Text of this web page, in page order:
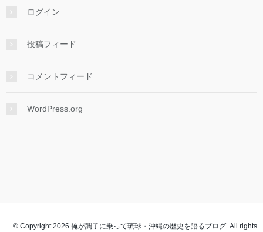
ログイン
投稿フィード
コメントフィード
WordPress.org
© Copyright 2026 俺が調子に乗って琉球・沖縄の歴史を語るブログ. All rights